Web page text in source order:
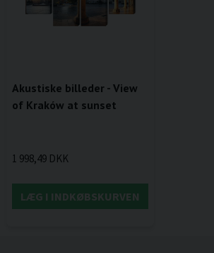
Akustiske billeder - View
of Kraków at sunset
1 998,49 DKK
LÆG I INDKØBSKURVEN